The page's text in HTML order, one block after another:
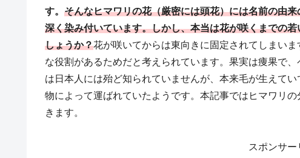
す。 そんなヒマワリの花（厳密には頭花）には名前の由
深く染み付いています。しかし、本当は花が咲くまでの
しょうか？花が咲いてからは東向きに固定されてしまい
な役割があるためだと考えられています。果実は痩果で
は日本人には殆ど知られていませんが、本来毛が生えて
物によって運ばれていたようです。本記事ではヒマワリ
きます。
スポンサー